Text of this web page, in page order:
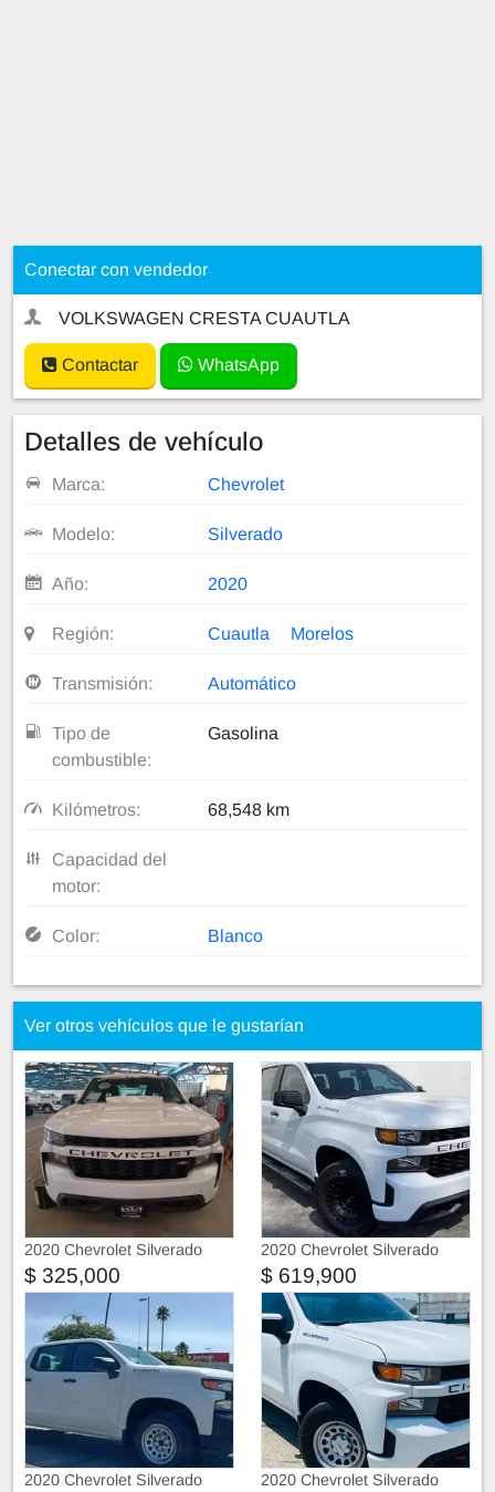
Conectar con vendedor
VOLKSWAGEN CRESTA CUAUTLA
Contactar WhatsApp
Detalles de vehículo
Marca: Chevrolet
Modelo: Silverado
Año: 2020
Región: Cuautla Morelos
Transmisión: Automático
Tipo de
combustible:
Gasolina
Kilómetros: 68,548 km
Capacidad del
motor:
Color: Blanco
Ver otros vehículos que le gustarían
2020 Chevrolet Silverado
CABINA REGULAR
$ 325,000
2020 Chevrolet Silverado
$ 619,900
2020 Chevrolet Silverado 2020 Chevrolet Silverado